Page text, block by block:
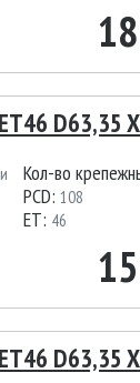
D63,35
Кол-во
PCD: 108
ET: 46
D63,35